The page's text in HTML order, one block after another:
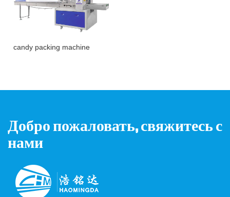
candy packing machine
Добро пожаловать, свяжитесь с
нами